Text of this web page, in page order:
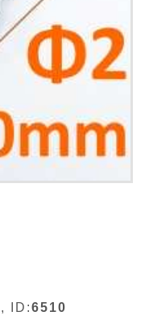
, ID:6510